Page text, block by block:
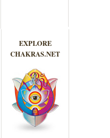
EXPLORE
CHAKRAS.NET